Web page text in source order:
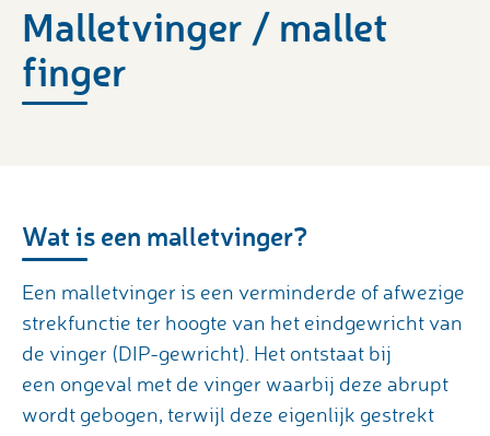
Malletvinger / mallet
finger
Wat is een malletvinger?
Een malletvinger is een verminderde of afwezige
strekfunctie ter hoogte van het eindgewricht van
de vinger (DIP-gewricht). Het ontstaat bij
een ongeval met de vinger waarbij deze abrupt
wordt gebogen, terwijl deze eigenlijk gestrekt